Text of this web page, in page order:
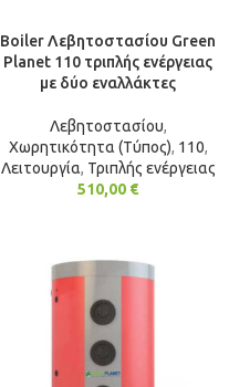
Boiler Λεβητοστασίου Green
Planet 110 τριπλής ενέργειας
με δύο εναλλάκτες
Λεβητοστασίου,
Χωρητικότητα (Τύπος), 110,
Λειτουργία, Τριπλής ενέργειας
510,00 €